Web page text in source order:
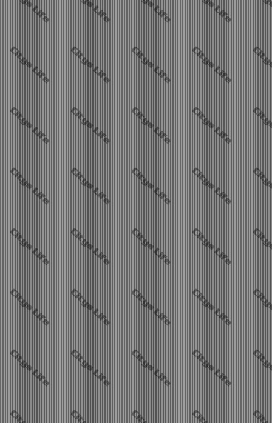
Waysti repariert seine Immobilien.
10.08.2026 - 02:03
SirMick repariert seine Immobilien.